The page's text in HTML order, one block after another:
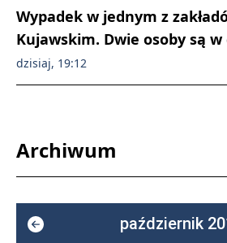
Wypadek w jednym z
Kujawskim. Dwie osoby są
dzisiaj, 19:12
Archiwum
październik